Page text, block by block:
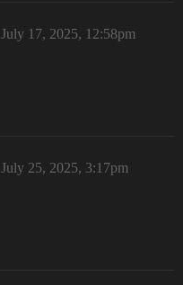
July 17, 2025, 12:58pm
July 25, 2025, 3:17pm